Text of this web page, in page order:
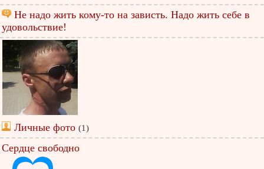
Не надо жить кому-то на зависть. Надо жить себе в
удовольствие!
Личные фото (1)
Сердце свободно